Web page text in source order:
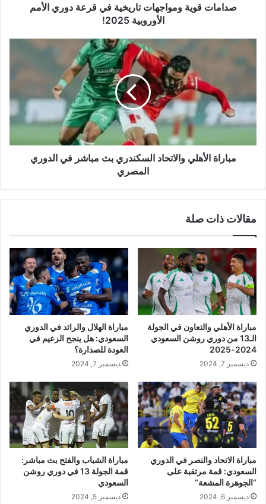
صدامات قوية ومواجهات تاريخية في قرعة دوري الأمم
الأوروبية 2025!
مباراة
الأهلي
والاتحاد
بث
مباشر
الدوري
المصري
مباراة الأهلي والاتحاد السكندري بث مباشر في الدوري
المصري
مقالات ذات صلة
مباراة الأهلي والتعاون في الجولة
الـ13 من دوري روشن السعودي
2024-2025
ديسمبر 7, 2024
مباراة الهلال والرائد في الدوري
السعودي: هل ينجح الزعيم في
العودة للصدارة؟
ديسمبر 7, 2024
مباراة الاتحاد والنصر في الدوري
السعودي: قمة مرتقبة على
“الجوهرة المشعة”
ديسمبر 6, 2024
مباراة الشباب والفتح بث مباشر:
قمة الجولة 13 في دوري روشن
السعودي
ديسمبر 5, 2024